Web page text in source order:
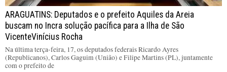
ARAGUATINS: Deputados e o prefeito Aquiles da Areia
buscam no Incra solução pacífica para a Ilha de São
VicenteVinícius Rocha
Na última terça-feira, 17, os deputados federais Ricardo Ayres
(Republicanos), Carlos Gaguim (União) e Filipe Martins (PL), juntamente
com o prefeito de